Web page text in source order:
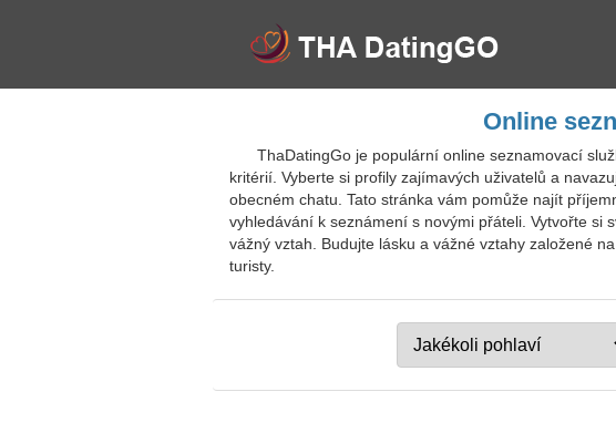
Online
ThaDatingGo je populární online seznamovací
kritérií. Vyberte si profily zajímavých uživatelů a
obecném chatu. Tato stránka vám pomůže najít
vyhledávání k seznámení s novými přáteli. Vytvořte
vážný vztah. Budujte lásku a vážné vztahy založené
turisty.